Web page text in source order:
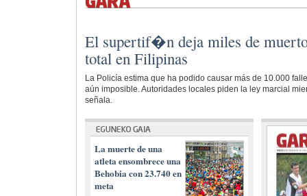
El supertif�n deja miles de
total en Filipinas
La Policía estima que ha podido causar más de 10.000
aún imposible. Autoridades locales piden la ley marcial
señala.
La muerte de una
atleta ensombrece una
Behobia con 23.740 en
meta